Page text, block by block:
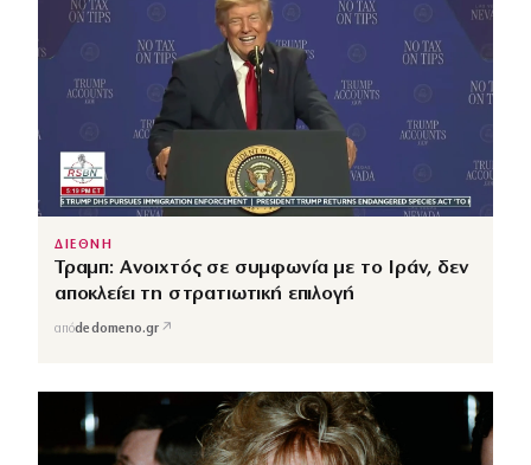
ΔΙΕΘΝΗ
Τραμπ: Ανοιχτός σε συμφωνία με το Ιράν, δεν
αποκλείει τη στρατιωτική επιλογή
απόdedomeno.gr ↗